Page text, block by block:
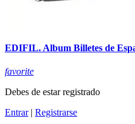
EDIFIL. Album Billetes de
favorite
Debes de estar registrado
Entrar| Registrarse